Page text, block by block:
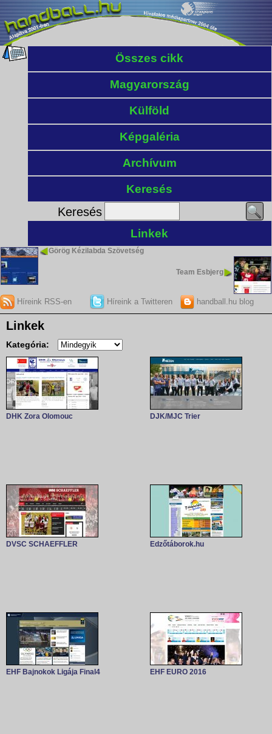
Összes cikk
Magyarország
Külföld
Képgaléria
Archívum
Keresés
Keresés
Linkek
Görög Kézilabda Szövetség
Team Esbjerg
Híreink RSS-en Híreink a Twitteren handball.hu blog
Linkek
Kategória:
DHK Zora Olomouc DJK/MJC Trier
DVSC SCHAEFFLER Edzőtáborok.hu
EHF Bajnokok Ligája Final4 EHF EURO 2016